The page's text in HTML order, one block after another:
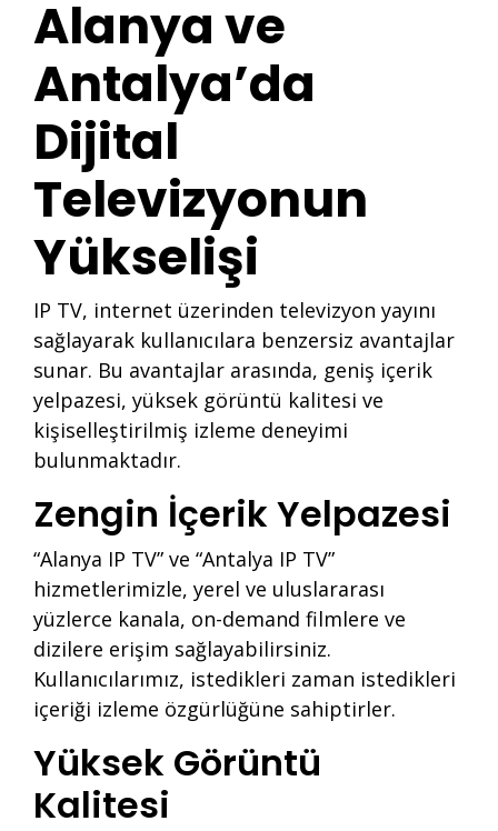
Alanya ve
Antalya’da
Dijital
Televizyonun
Yükselişi
IP TV, internet üzerinden televizyon yayını
sağlayarak kullanıcılara benzersiz avantajlar
sunar. Bu avantajlar arasında, geniş içerik
yelpazesi, yüksek görüntü kalitesi ve
kişiselleştirilmiş izleme deneyimi
bulunmaktadır.
Zengin İçerik Yelpazesi
“Alanya IP TV” ve “Antalya IP TV”
hizmetlerimizle, yerel ve uluslararası
yüzlerce kanala, on-demand filmlere ve
dizilere erişim sağlayabilirsiniz.
Kullanıcılarımız, istedikleri zaman istedikleri
içeriği izleme özgürlüğüne sahiptirler.
Yüksek Görüntü
Kalitesi